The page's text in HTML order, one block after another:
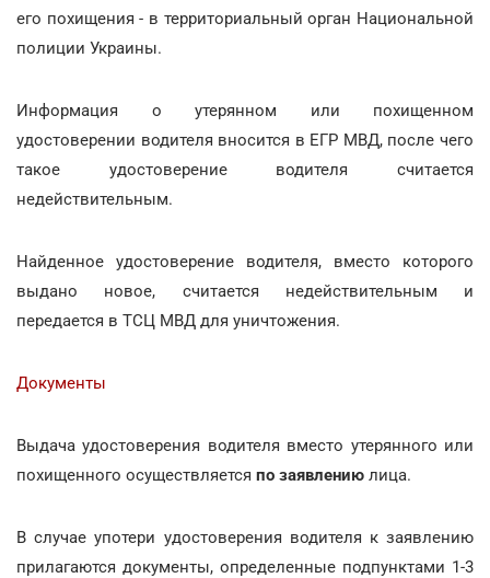
его похищения - в территориальный орган Национальной
полиции Украины.
Информация о утерянном или похищенном
удостоверении водителя вносится в ЕГР МВД, после чего
такое удостоверение водителя считается
недействительным.
Найденное удостоверение водителя, вместо которого
выдано новое, считается недействительным и
передается в ТСЦ МВД для уничтожения.
Документы
Выдача удостоверения водителя вместо утерянного или
похищенного осуществляется по заявлению лица.
В случае употери удостоверения водителя к заявлению
прилагаются документы, определенные подпунктами 1-3